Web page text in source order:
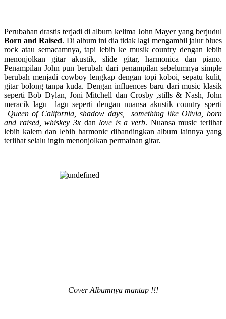
Perubahan drastis terjadi di album kelima John Mayer yang berjudul
Born and Raised. Di album ini dia tidak lagi mengambil jalur blues
rock atau semacamnya, tapi lebih ke musik country dengan lebih
menonjolkan gitar akustik, slide gitar, harmonica dan piano.
Penampilan John pun berubah dari penampilan sebelumnya simple
berubah menjadi cowboy lengkap dengan topi koboi, sepatu kulit,
gitar bolong tanpa kuda. Dengan influences baru dari music klasik
seperti Bob Dylan, Joni Mitchell dan Crosby ,stills & Nash, John
meracik lagu –lagu seperti dengan nuansa akustik country sperti
Queen of California, shadow days, something like Olivia, born
and raised, whiskey 3xdan love is a verb. Nuansa music terlihat
lebih kalem dan lebih harmonic dibandingkan album lainnya yang
terlihat selalu ingin menonjolkan permainan gitar.
Cover Albumnya mantap !!!